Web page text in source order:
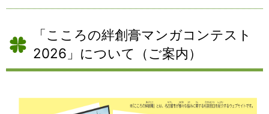
「こころの絆創膏マンガコンテスト
2026」について（ご案内）